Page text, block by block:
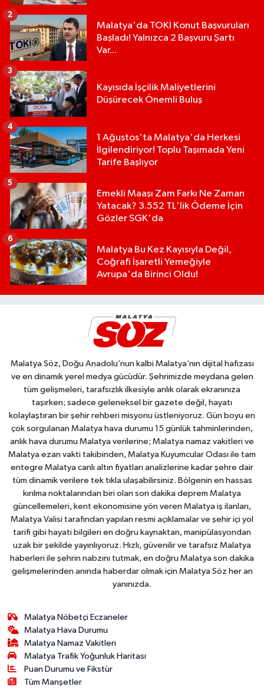
Malatya'da TOKİ Konut Başvuruları
Başladı! Yalnızca 2 Başvuru Şartı
Var...
2
Kayısıda İşçilik Maliyetlerini
Düşürecek Önemli Buluş
3
1 Ağustos'ta Malatya'da Herkesi
İlgilendiriyor! Toplu Taşımada Yeni
Tarife Başlıyor
4
Emekli Maaşı Zam Farkı Ne Zaman
Yatacak? 3.552 TL'lik Ödeme İçin
Gözler SGK'da
5
Malatya Bu Kez Kayısıyla Değil,
Coğrafi İşaretli Yemeğiyle
Avrupa'da Birinci Oldu!
6
Malatya Söz, Doğu Anadolu’nun kalbi Malatya’nın dijital hafızası
ve en dinamik yerel medya gücüdür. Şehrimizde meydana gelen
tüm gelişmeleri, tarafsızlık ilkesiyle anlık olarak ekranınıza
taşırken; sadece geleneksel bir gazete değil, hayatı
kolaylaştıran bir şehir rehberi misyonu üstleniyoruz. Gün boyu en
çok sorgulanan Malatya hava durumu 15 günlük tahminlerinden,
anlık hava durumu Malatya verilerine; Malatya namaz vakitleri ve
Malatya ezan vakti takibinden, Malatya Kuyumcular Odası ile tam
entegre Malatya canlı altın fiyatları analizlerine kadar şehre dair
tüm dinamik verilere tek tıkla ulaşabilirsiniz. Bölgenin en hassas
kırılma noktalarından biri olan son dakika deprem Malatya
güncellemeleri, kent ekonomisine yön veren Malatya iş ilanları,
Malatya Valisi tarafından yapılan resmi açıklamalar ve şehir içi yol
tarifi gibi hayati bilgileri en doğru kaynaktan, manipülasyondan
uzak bir şekilde yayınlıyoruz. Hızlı, güvenilir ve tarafsız Malatya
haberleri ile şehrin nabzını tutmak, en doğru Malatya son dakika
gelişmelerinden anında haberdar olmak için Malatya Söz her an
yanınızda.
Malatya Nöbetçi Eczaneler
Malatya Hava Durumu
Malatya Namaz Vakitleri
Malatya Trafik Yoğunluk Haritası
Puan Durumu ve Fikstür
Tüm Manşetler